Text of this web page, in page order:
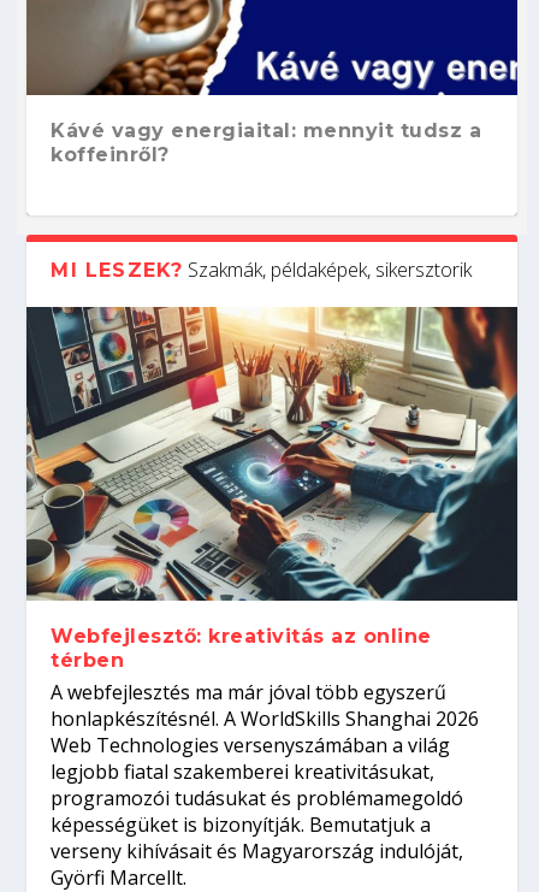
Kávé vagy energiaital: mennyit tudsz a
koffeinről?
Hogyan készíts ATS-barát önéletrajzot?
Így növelheted az esélyedet az
állásinterjúra...
Kitalálod, mire használják ezeket a
gépeket?
Nem sikerült az egyetemi felvételi?
Tanulj szakmát!
Szoftverfejlesztő: verseny kódban –
amikor néhány sor program dönti el a
világversenyt...
MI LESZEK? Szakmák, példaképek, sikersztorik
Webfejlesztő: kreativitás az online
térben
A webfejlesztés ma már jóval több egyszerű
honlapkészítésnél. A WorldSkills Shanghai 2026
Web Technologies versenyszámában a világ
legjobb fiatal szakemberei kreativitásukat,
programozói tudásukat és problémamegoldó
képességüket is bizonyítják. Bemutatjuk a
verseny kihívásait és Magyarország indulóját,
Györfi Marcellt.